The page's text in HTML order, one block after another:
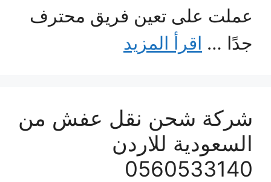
عملت على تعين فريق محترف
جدًا … اقرأ المزيد
شركة شحن نقل عفش من
السعودية للاردن
0560533140